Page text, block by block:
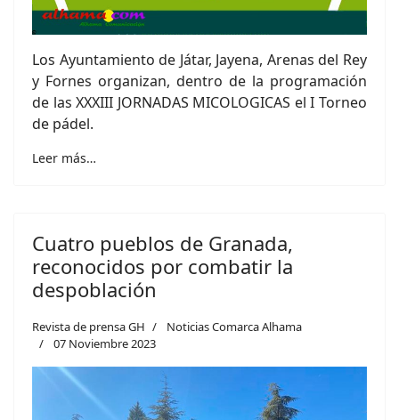
Los Ayuntamiento de Játar, Jayena, Arenas del Rey
y Fornes organizan, dentro de la programación
de las XXXIII JORNADAS MICOLOGICAS el I Torneo
de pádel.
Leer más…
Cuatro pueblos de Granada,
reconocidos por combatir la
despoblación
Revista de prensa GH
Noticias Comarca Alhama
07 Noviembre 2023